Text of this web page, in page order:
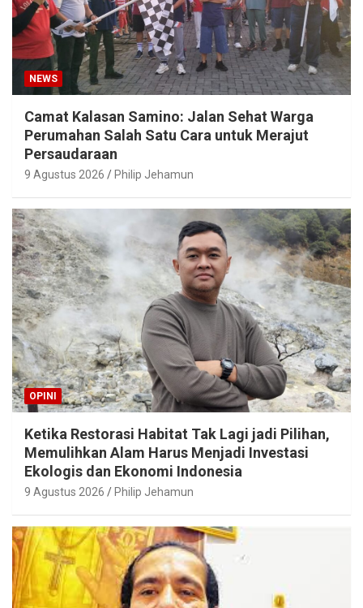
NEWS
Camat Kalasan Samino: Jalan Sehat Warga
Perumahan Salah Satu Cara untuk Merajut
Persaudaraan
9 Agustus 2026 Philip Jehamun
OPINI
Ketika Restorasi Habitat Tak Lagi jadi Pilihan,
Memulihkan Alam Harus Menjadi Investasi
Ekologis dan Ekonomi Indonesia
9 Agustus 2026 Philip Jehamun